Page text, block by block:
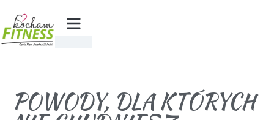
POWODY, DLA KTÓRYCH